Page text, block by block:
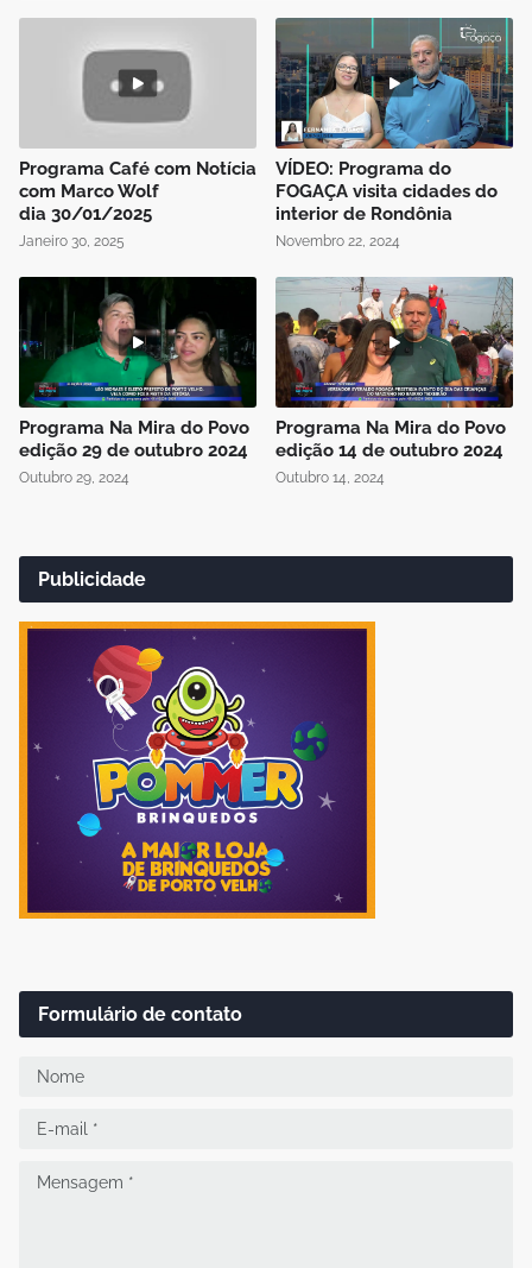
Programa Café com Notícia
com Marco Wolf
dia 30/01/2025
Janeiro 30, 2025
VÍDEO: Programa do
FOGAÇA visita cidades do
interior de Rondônia
Novembro 22, 2024
Programa Na Mira do Povo
edição 29 de outubro 2024
Outubro 29, 2024
Programa Na Mira do Povo
edição 14 de outubro 2024
Outubro 14, 2024
Publicidade
Formulário de contato